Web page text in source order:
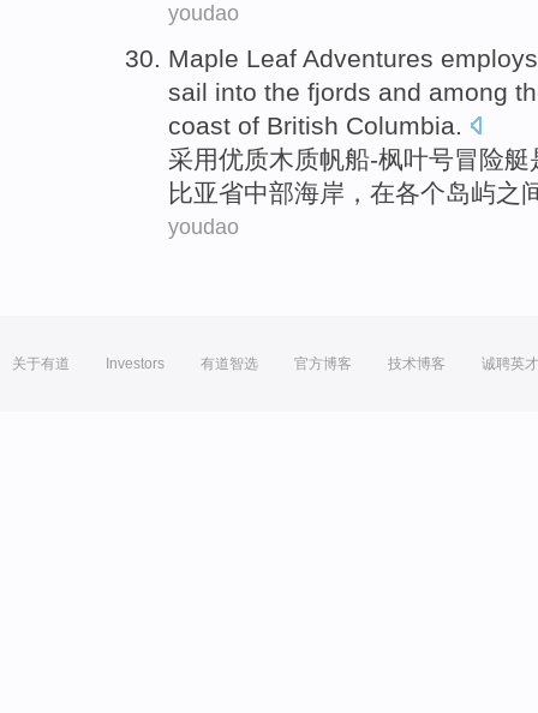
youdao
Maple Leaf Adventures employs
sail into the fjords and among
coast of British Columbia.
采用优质木质帆船-枫叶号冒险艇
比亚省中部海岸 ，在各个岛屿之
youdao
关于有道 Investors 有道智选 官方博客 技术博客 诚聘英才